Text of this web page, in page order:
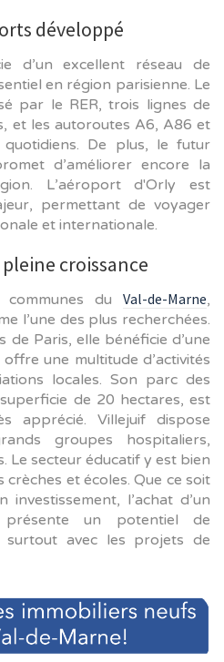
développé
d’un excellent réseau de
en région parisienne. Le
par le RER, trois lignes de
et les autoroutes A6, A86 et
De plus, le futur
d’améliorer encore la
L’aéroport d'Orly est
permettant de voyager
et internationale.
croissance
communes du Val-de-Marne,
l’une des plus recherchées.
de Paris, elle bénéficie d’une
une multitude d’activités
locales. Son parc des
de 20 hectares, est
apprécié. Villejuif dispose
groupes hospitaliers,
Le secteur éducatif y est bien
et écoles. Que ce soit
l’achat d’un
un potentiel de
surtout avec les projets de